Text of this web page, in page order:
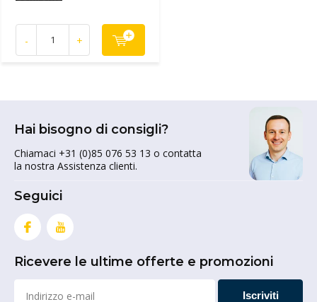
- +
Hai bisogno di consigli?
Chiamaci +31 (0)85 076 53 13 o contatta
la nostra Assistenza clienti.
Seguici
Ricevere le ultime offerte e promozioni
Iscriviti